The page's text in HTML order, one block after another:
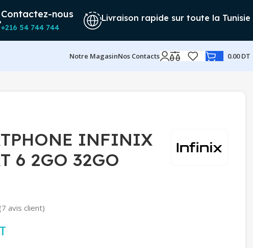
Contactez-nous
+216 54 744 744
Livraison rapide sur toute la Tunisie
Notre MagasinNos Contacts 0.00DT
INFINIX
6 2GO 32GO
7 avis client)